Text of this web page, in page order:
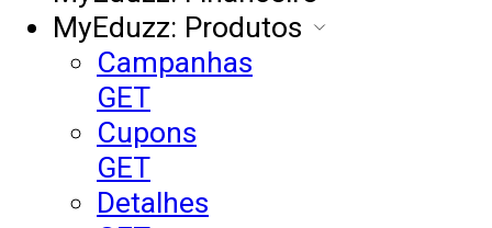
MyEduzz: Produtos
Campanhas
GET
Cupons
GET
Detalhes